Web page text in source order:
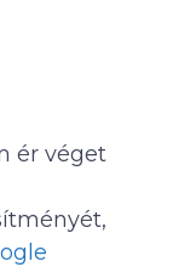
ér véget